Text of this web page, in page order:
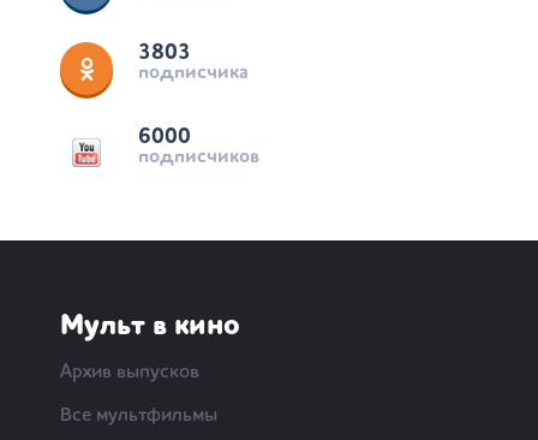
3803
подписчика
6000
подписчиков
Мульт в кино
Архив выпусков
Все мультфильмы